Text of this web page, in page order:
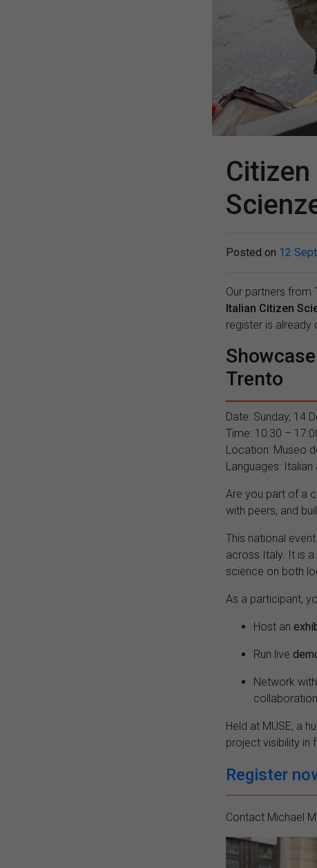
Posted on 12
Our partners from
Italian Citizen
register is already
Trento
Date: Sunday, 14
Time: 10:30 –
Location: Museo
Languages: Italian
Are you part of a
with peers, and
This national
across Italy. It is
science on both
As a participant,
Host an
Run live
Network with
Held at MUSE, a
project visibility in
Register
Contact Michael